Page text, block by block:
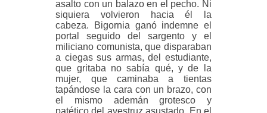
asalto con un balazo en el pecho. Ni
siquiera volvieron hacia él la
cabeza. Bigornia ganó indemne el
portal seguido del sargento y el
miliciano comunista, que disparaban
a ciegas sus armas, del estudiante,
que gritaba no sabía qué, y de la
mujer, que caminaba a tientas
tapándose la cara con un brazo, con
el mismo ademán grotesco y
patético del avestruz asustado. En el